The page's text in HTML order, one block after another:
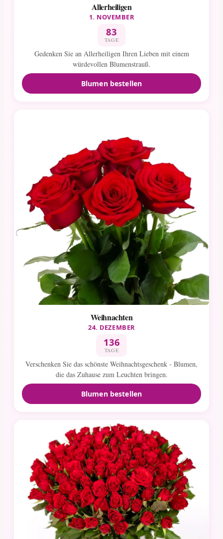
Allerheiligen
1. NOVEMBER
83
TAGE
Gedenken Sie an Allerheiligen Ihren Lieben mit einem
würdevollen Blumenstrauß.
Blumen bestellen
Weihnachten
24. DEZEMBER
136
TAGE
Verschenken Sie das schönste Weihnachtsgeschenk - Blumen,
die das Zuhause zum Leuchten bringen.
Blumen bestellen